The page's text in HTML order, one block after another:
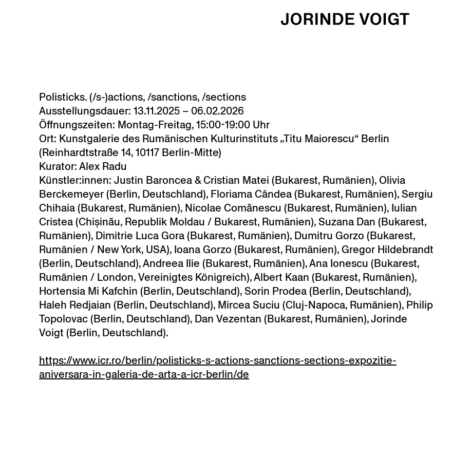
Polisticks. (/s-)actions, /sanctions, /sections
Ausstellungsdauer: 13.11.2025 – 06.02.2026
Öffnungszeiten: Montag-Freitag, 15:00-19:00 Uhr
Ort: Kunstgalerie des Rumänischen Kulturinstituts „Titu Maiorescu“ Berlin
(Reinhardtstraße 14, 10117 Berlin-Mitte)
Kurator:Alex Radu
Künstler:innen: Justin Baroncea & Cristian Matei (Bukarest, Rumänien), Olivia
Berckemeyer (Berlin, Deutschland), Floriama Cândea (Bukarest, Rumänien), Sergiu
Chihaia (Bukarest, Rumänien), Nicolae Comănescu (Bukarest, Rumänien), Iulian
Cristea (Chișinău, Republik Moldau / Bukarest, Rumänien), Suzana Dan (Bukarest,
Rumänien), Dimitrie Luca Gora (Bukarest, Rumänien), Dumitru Gorzo (Bukarest,
Rumänien / New York, USA), Ioana Gorzo (Bukarest, Rumänien), Gregor Hildebrandt
(Berlin, Deutschland), Andreea Ilie (Bukarest, Rumänien), Ana Ionescu (Bukarest,
Rumänien / London, Vereinigtes Königreich), Albert Kaan (Bukarest, Rumänien),
Hortensia Mi Kafchin (Berlin, Deutschland), Sorin Prodea (Berlin, Deutschland),
Haleh Redjaian (Berlin, Deutschland), Mircea Suciu (Cluj-Napoca, Rumänien), Philip
Topolovac (Berlin, Deutschland), Dan Vezentan (Bukarest, Rumänien), Jorinde
Voigt (Berlin, Deutschland).
https://www.icr.ro/berlin/polisticks-s-actions-sanctions-sections-expozitie-
aniversara-in-galeria-de-arta-a-icr-berlin/de